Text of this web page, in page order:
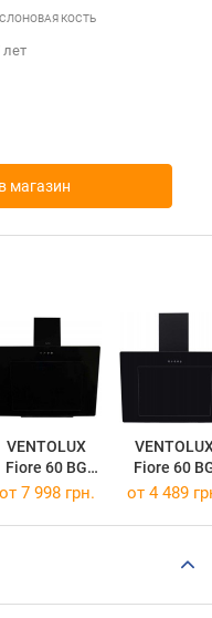
магазин
VENTOLUX
Fiore 60 BG
1000 TRC
Fiore 60
700 PB
от 7 998 грн. от 4 489